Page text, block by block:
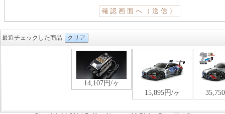
最近チェックした商品 クリア